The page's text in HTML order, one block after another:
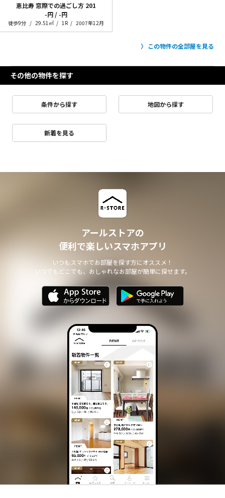
恵比寿 窓際での過ごし方 201
-円 / -円
徒歩9分 29.51㎡ 1R 2007年12月
この物件の全部屋を見る
その他の物件を探す
条件から探す 地図から探す
新着を見る
アールストアの
便利で楽しいスマホアプリ
いつもスマホでお部屋を探す方にオススメ！
いつでもどこでも、おしゃれなお部屋が簡単に探せます。